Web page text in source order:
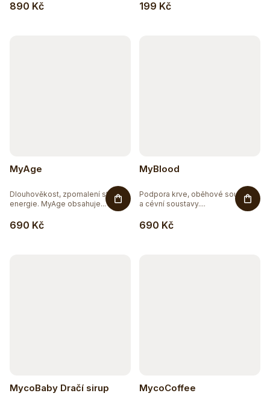
890 Kč 199 Kč
MyAge
690 Kč
Dlouhověkost, zpomalení stárnutí,
energie. MyAge obsahuje...
MyBlood
690 Kč
Podpora krve, oběhové soustavy
a cévní soustavy....
MycoBaby Dračí sirup MycoCoffee